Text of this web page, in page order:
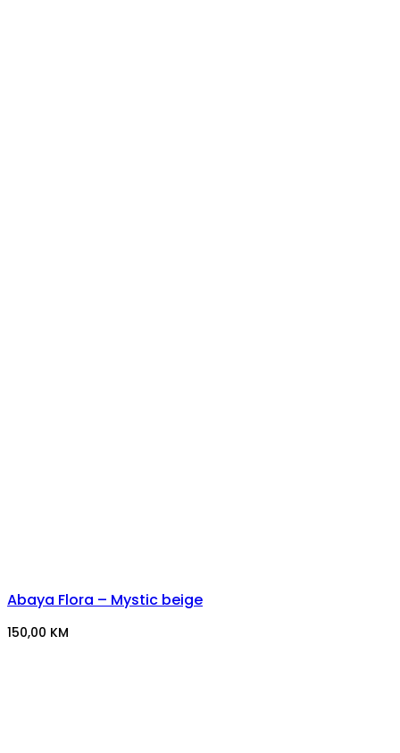
Abaya Flora – Mystic beige
150,00 KM